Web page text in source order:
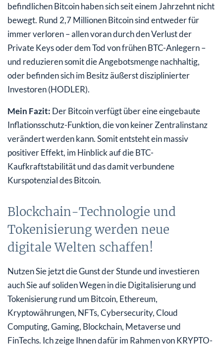
befindlichen Bitcoin haben sich seit einem Jahrzehnt nicht
bewegt. Rund 2,7 Millionen Bitcoin sind entweder für
immer verloren – allen voran durch den Verlust der
Private Keys oder dem Tod von frühen BTC-Anlegern –
und reduzieren somit die Angebotsmenge nachhaltig,
oder befinden sich im Besitz äußerst disziplinierter
Investoren (HODLER).
Mein Fazit: Der Bitcoin verfügt über eine eingebaute
Inflationsschutz-Funktion, die von keiner Zentralinstanz
verändert werden kann. Somit entsteht ein massiv
positiver Effekt, im Hinblick auf die BTC-
Kaufkraftstabilität und das damit verbundene
Kurspotenzial des Bitcoin.
Blockchain-Technologie und
Tokenisierung werden neue
digitale Welten schaffen!
Nutzen Sie jetzt die Gunst der Stunde und investieren
auch Sie auf soliden Wegen in die Digitalisierung und
Tokenisierung rund um Bitcoin, Ethereum,
Kryptowährungen, NFTs, Cybersecurity, Cloud
Computing, Gaming, Blockchain, Metaverse und
FinTechs. Ich zeige Ihnen dafür im Rahmen von KRYPTO-